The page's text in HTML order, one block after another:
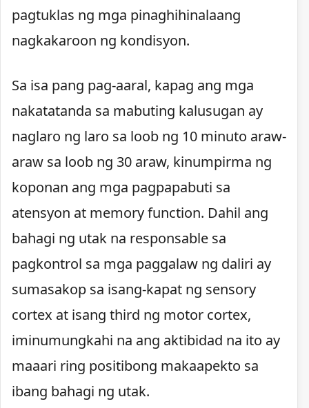
pagtuklas ng mga pinaghihinalaang
nagkakaroon ng kondisyon.
Sa isa pang pag-aaral, kapag ang mga
nakatatanda sa mabuting kalusugan ay
naglaro ng laro sa loob ng 10 minuto araw-
araw sa loob ng 30 araw, kinumpirma ng
koponan ang mga pagpapabuti sa
atensyon at memory function. Dahil ang
bahagi ng utak na responsable sa
pagkontrol sa mga paggalaw ng daliri ay
sumasakop sa isang-kapat ng sensory
cortex at isang third ng motor cortex,
iminumungkahi na ang aktibidad na ito ay
maaari ring positibong makaapekto sa
ibang bahagi ng utak.